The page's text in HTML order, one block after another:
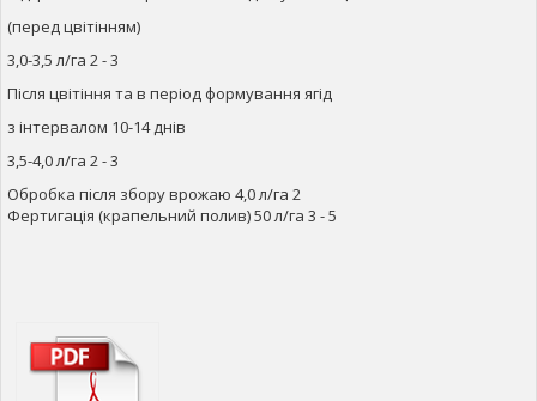
(перед цвітінням)
3,0-3,5 л/га 2 - 3
Після цвітіння та в період формування ягід
з інтервалом 10-14 днів
3,5-4,0 л/га 2 - 3
Обробка після збору врожаю 4,0 л/га 2
Фертигація (крапельний полив) 50 л/га 3 - 5